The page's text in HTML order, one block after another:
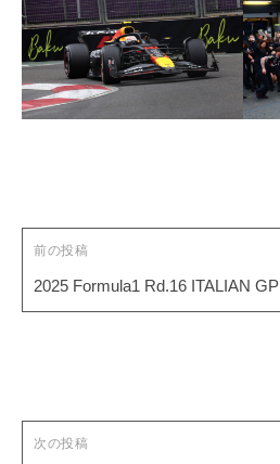
ビ
ゲ
ー
シ
前の投稿
2025 Formula1 Rd.16 ITALIAN GP
次の投稿